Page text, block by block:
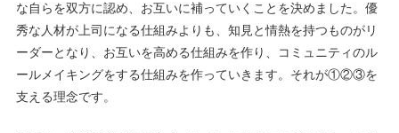
な自らを双方に認め、お互いに補っていくことを決めました。優
秀な人材が上司になる仕組みよりも、知見と情熱を持つものがリ
ーダーとなり、お互いを高める仕組みを作り、コミュニティのル
ールメイキングをする仕組みを作っていきます。それが①②③を
支える理念です。